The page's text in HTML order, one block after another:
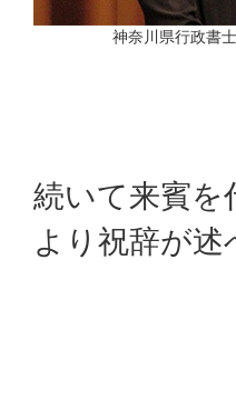
神奈川県行政書
続いて来賓を
より祝辞が述